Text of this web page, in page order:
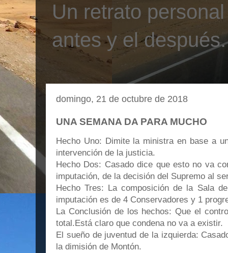
Un retrato
antes y el después.
domingo, 21 de octubre de 2018
UNA SEMANA DA PARA MUCHO
Hecho Uno: Dimite la ministra en base a
intervención de la justicia.
Hecho Dos: Casado dice que esto no va
imputación, de la decisión del Supremo al
Hecho Tres: La composición de la Sala
imputación es de 4 Conservadores y 1
La Conclusión de los hechos: Que el
total.Está claro que condena no va a existir.
El sueño de juventud de la izquierda:
la dimisión de Montón.